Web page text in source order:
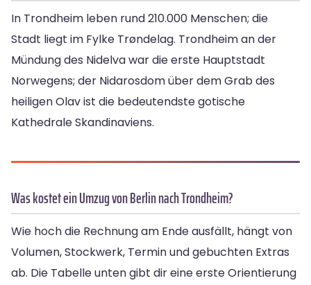
In Trondheim leben rund 210.000 Menschen; die
Stadt liegt im Fylke Trøndelag. Trondheim an der
Mündung des Nidelva war die erste Hauptstadt
Norwegens; der Nidarosdom über dem Grab des
heiligen Olav ist die bedeutendste gotische
Kathedrale Skandinaviens.
Was kostet ein Umzug von Berlin nach Trondheim?
Wie hoch die Rechnung am Ende ausfällt, hängt von
Volumen, Stockwerk, Termin und gebuchten Extras
ab. Die Tabelle unten gibt dir eine erste Orientierung